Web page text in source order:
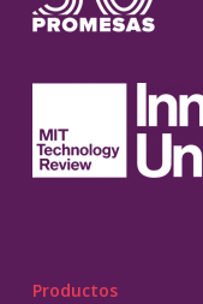
Productos